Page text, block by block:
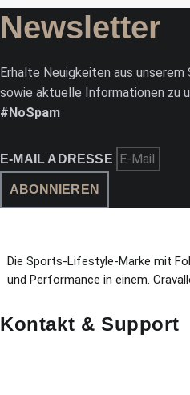
Newsletter
Erhalte Neuigkeiten aus
sowie aktuelle Informationen zu
#NoSpam
E-MAIL ADRESSE
ABONNIEREN
Die Sports-Lifestyle-Marke mit
und Performance in einem.
Kontakt & Support